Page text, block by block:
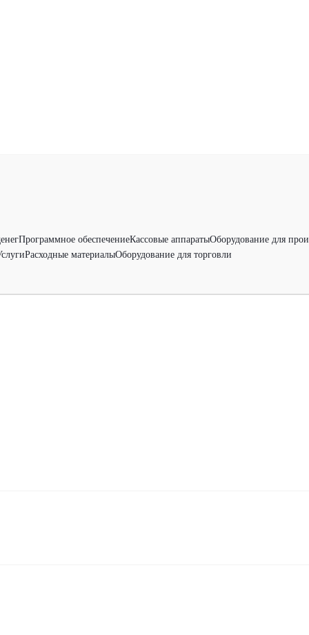
Программное обеспечениеКассовые аппаратыОборудование для
Расходные материалыОборудование для торговли